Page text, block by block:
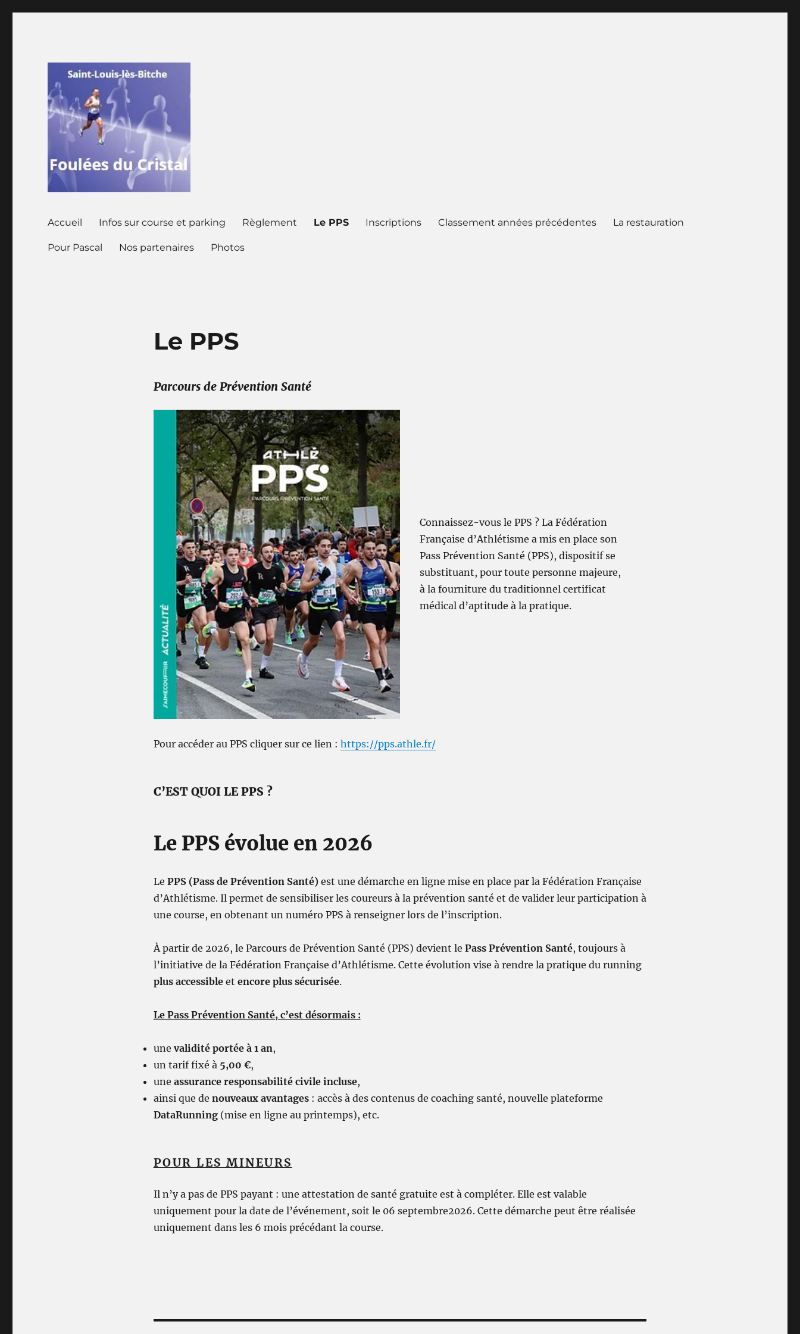
Accueil Infos sur course et parking Règlement Le PPS Inscriptions Classement années précédentes La restauration
Pour Pascal Nos partenaires Photos
Le PPS
Parcours de Prévention Santé
Connaissez-vous le PPS ? La Fédération
Française d’Athlétisme a mis en place son
Pass Prévention Santé (PPS), dispositif se
substituant, pour toute personne majeure,
à la fourniture du traditionnel certificat
médical d’aptitude à la pratique.
Pour accéder au PPS cliquer sur ce lien : https://pps.athle.fr/
C’EST QUOI LE PPS ?
Le PPS évolue en 2026
Le PPS (Pass de Prévention Santé)est une démarche en ligne mise en place par la Fédération Française
d’Athlétisme. Il permet de sensibiliser les coureurs à la prévention santé et de valider leur participation à
une course, en obtenant un numéro PPS à renseigner lors de l’inscription.
À partir de 2026, le Parcours de Prévention Santé (PPS) devient le Pass Prévention Santé, toujours à
l’initiative de la Fédération Française d’Athlétisme. Cette évolution vise à rendre la pratique du running
plus accessibleet encore plus sécurisée.
Le Pass Prévention Santé, c’est désormais :
une validité portée à 1 an,
un tarif fixé à 5,00 €,
une assurance responsabilité civile incluse,
ainsi que de nouveaux avantages: accès à des contenus de coaching santé, nouvelle plateforme
DataRunning(mise en ligne au printemps), etc.
POUR LES MINEURS
Il n’y a pas de PPS payant : une attestation de santé gratuite est à compléter. Elle est valable
uniquement pour la date de l’événement, soit le 06 septembre2026. Cette démarche peut être réalisée
uniquement dans les 6 mois précédant la course.